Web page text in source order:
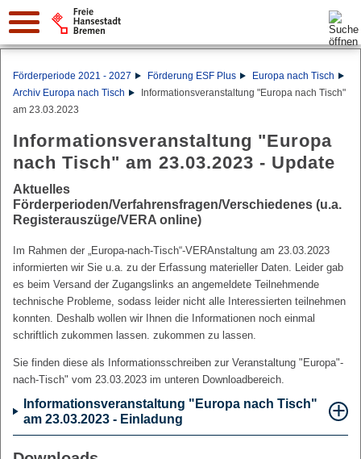
Suche:
Förderperiode 2021 - 2027 Förderung ESF Plus
Europa nach Tisch
Archiv Europa nach Tisch
Informationsveranstaltung "Europa nach Tisch"
am 23.03.2023
Informationsveranstaltung "Europa
nach Tisch" am 23.03.2023 - Update
Aktuelles
Förderperioden/Verfahrensfragen/Verschiedenes (u.a.
Registerauszüge/VERA online)
Im Rahmen der „Europa-nach-Tisch“-VERAnstaltung am 23.03.2023
informierten wir Sie u.a. zu der Erfassung materieller Daten. Leider gab
es beim Versand der Zugangslinks an angemeldete Teilnehmende
technische Probleme, sodass leider nicht alle Interessierten teilnehmen
konnten. Deshalb wollen wir Ihnen die Informationen noch einmal
schriftlich zukommen lassen. zukommen zu lassen.
Sie finden diese als Informationsschreiben zur Veranstaltung "Europa"-
nach-Tisch" vom 23.03.2023 im unteren Downloadbereich.
Informationsveranstaltung "Europa nach Tisch"
am 23.03.2023 - Einladung